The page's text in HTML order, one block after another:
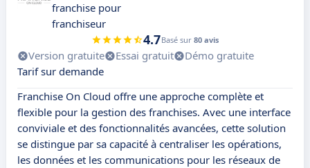
franchise pour
franchiseur
4.7Basé sur 80 avis
Version gratuite Essai gratuit
Démo gratuite
Tarif sur demande
Franchise On Cloud offre une approche complète et
flexible pour la gestion des franchises. Avec une interface
conviviale et des fonctionnalités avancées, cette solution
se distingue par sa capacité à centraliser les opérations,
les données et les communications pour les réseaux de